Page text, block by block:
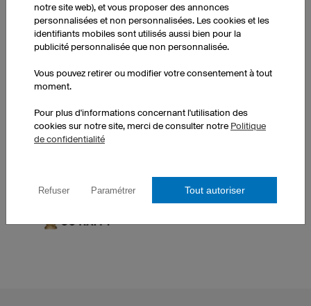
Créé pour le yoga
En collaboration avec des professeurs et des
passionnés de yoga, nous avons développé des
leggings légers, confortables et entièrement
notre site web), et vous proposer des annonces
personnalisées et non personnalisées. Les cookies et les
identifiants mobiles sont utilisés aussi bien pour la
publicité personnalisée que non personnalisée.
Vous pouvez retirer ou modifier votre consentement à tout
moment.
Pour plus d'informations concernant l'utilisation des
cookies sur notre site, merci de consulter notre Politique
de confidentialité
Refuser Paramétrer Tout autoriser